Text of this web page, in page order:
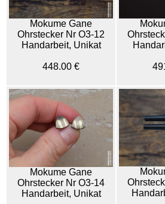
Mokume Gane
Ohrstecker Nr O3-12
Handarbeit, Unikat
448.00 €
Mokume Gane
Ohrstecker Nr O3-14
Handarbeit, Unikat